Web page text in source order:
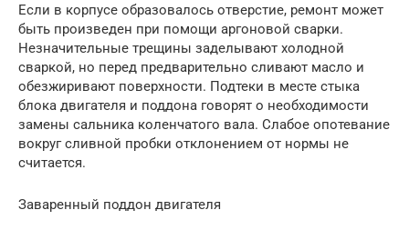
Если в корпусе образовалось отверстие, ремонт может
быть произведен при помощи аргоновой сварки.
Незначительные трещины заделывают холодной
сваркой, но перед предварительно сливают масло и
обезжиривают поверхности. Подтеки в месте стыка
блока двигателя и поддона говорят о необходимости
замены сальника коленчатого вала. Слабое опотевание
вокруг сливной пробки отклонением от нормы не
считается.
Заваренный поддон двигателя